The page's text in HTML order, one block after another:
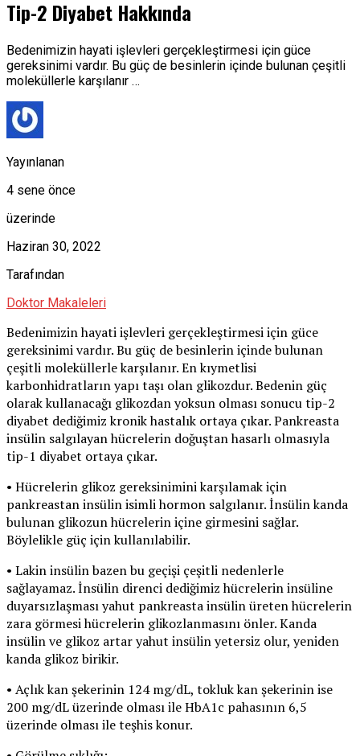
Tip-2 Diyabet Hakkında
Bedenimizin hayati işlevleri gerçekleştirmesi için güce
gereksinimi vardır. Bu güç de besinlerin içinde bulunan çeşitli
moleküllerle karşılanır …
Yayınlanan
4 sene önce
üzerinde
Haziran 30, 2022
Tarafından
Doktor Makaleleri
Bedenimizin hayati işlevleri gerçekleştirmesi için güce
gereksinimi vardır. Bu güç de besinlerin içinde bulunan
çeşitli moleküllerle karşılanır. En kıymetlisi
karbonhidratların yapı taşı olan glikozdur. Bedenin güç
olarak kullanacağı glikozdan yoksun olması sonucu tip-2
diyabet dediğimiz kronik hastalık ortaya çıkar. Pankreasta
insülin salgılayan hücrelerin doğuştan hasarlı olmasıyla
tip-1 diyabet ortaya çıkar.
• Hücrelerin glikoz gereksinimini karşılamak için
pankreastan insülin isimli hormon salgılanır. İnsülin kanda
bulunan glikozun hücrelerin içine girmesini sağlar.
Böylelikle güç için kullanılabilir.
• Lakin insülin bazen bu geçişi çeşitli nedenlerle
sağlayamaz. İnsülin direnci dediğimiz hücrelerin insüline
duyarsızlaşması yahut pankreasta insülin üreten hücrelerin
zara görmesi hücrelerin glikozlanmasını önler. Kanda
insülin ve glikoz artar yahut insülin yetersiz olur, yeniden
kanda glikoz birikir.
• Açlık kan şekerinin 124 mg/dL, tokluk kan şekerinin ise
200 mg/dL üzerinde olması ile HbA1c pahasının 6,5
üzerinde olması ile teşhis konur.